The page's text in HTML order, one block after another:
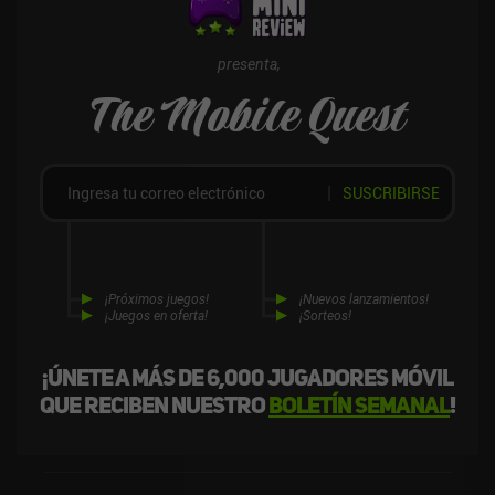
juego premium de 4,99 $ sin anuncios ni iAP.Su aleatoriedad crea
un alto nivel de rejugabilidad, y la abundancia de logros lleva un
buen rato completarlo. Incluso después de completarlo, se puede
para móviles.
presenta,
The Mobile Quest
¡Únete a más de 6,000 jugadores móvil
que reciben nuestroboletín semanal!
¡Próximos juegos!
¡Juegos en oferta!
¡Nuevos lanzamientos!
¡Sorteos!
SUSCRIBIRSE